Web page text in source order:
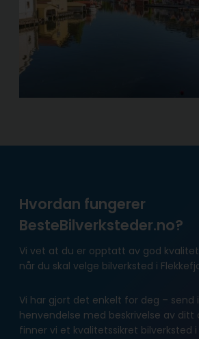
Hvordan fungerer
BesteBilverksteder.no?
Vi vet at du er opptatt av god
når du skal velge bilverksted i
Vi har gjort det enkelt for deg – send
henvendelse med beskrivelse av ditt
finner vi et kvalitetssikret bilverksted